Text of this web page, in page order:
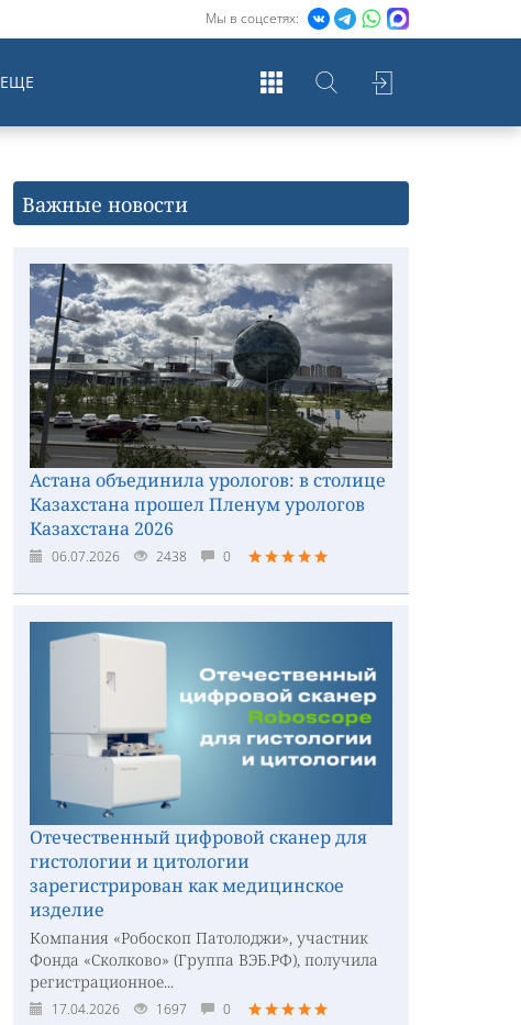
Мы в соцсетях:
ЕЩЕ
Важные новости
Астана объединила урологов: в столице
Казахстана прошел Пленум урологов
Казахстана 2026
06.07.2026 2438 0
Отечественный цифровой сканер для
гистологии и цитологии
зарегистрирован как медицинское
изделие
Компания «Робоскоп Патолоджи», участник
Фонда «Сколково» (Группа ВЭБ.РФ), получила
регистрационное...
17.04.2026 1697 0